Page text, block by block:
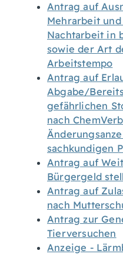
Antrag auf
Mehrarbeit
Nachtarbeit in
sowie der Art
Arbeitstempo
Antrag auf
Abgabe/
gefährlichen
nach
sachkundigen
Antrag auf
Bürgergeld
Antrag auf
nach
Antrag zur
Tierversuchen
Anzeige -